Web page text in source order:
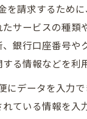
を請求するため
サービスの種類
銀行口座番号や
る情報などを利
にデータを入力
ている情報を入